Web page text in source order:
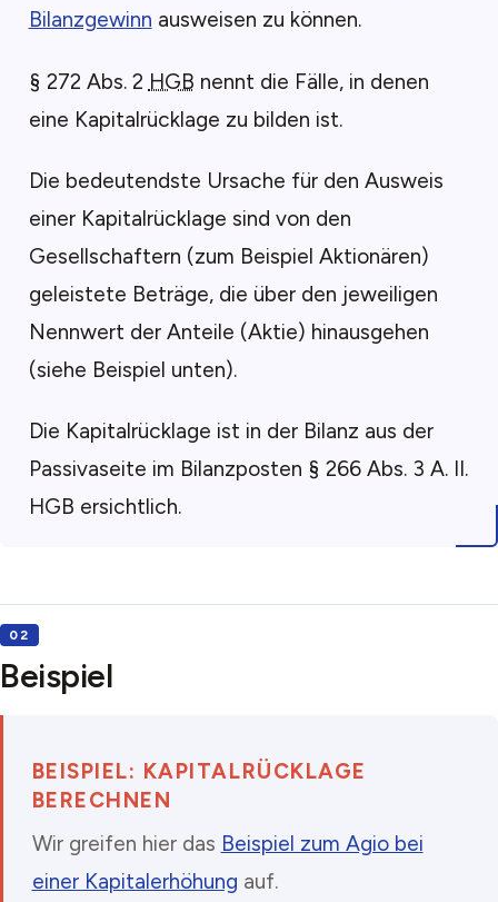
Bilanzgewinn ausweisen zu können.
§ 272 Abs. 2 HGB nennt die Fälle, in denen
eine Kapitalrücklage zu bilden ist.
Die bedeutendste Ursache für den Ausweis
einer Kapitalrücklage sind von den
Gesellschaftern (zum Beispiel Aktionären)
geleistete Beträge, die über den jeweiligen
Nennwert der Anteile (Aktie) hinausgehen
(siehe Beispiel unten).
Die Kapitalrücklage ist in der Bilanz aus der
Passivaseite im Bilanzposten § 266 Abs. 3 A. II.
HGB ersichtlich.
Beispiel
BEISPIEL: KAPITALRÜCKLAGE
BERECHNEN
Wir greifen hier das Beispiel zum Agio bei
einer Kapitalerhöhung auf.